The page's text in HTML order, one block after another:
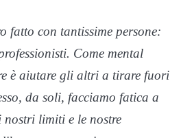
fatto con tantissime persone:
Come mental
è aiutare gli altri a tirare fuori
da soli, facciamo fatica a
nostri limiti e le nostre